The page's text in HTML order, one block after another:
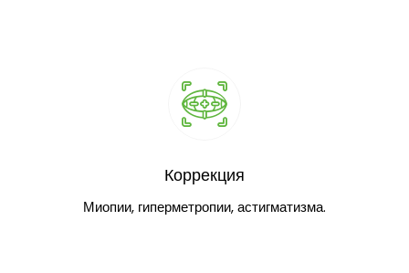
Коррекция
Миопии, гиперметропии, астигматизма.